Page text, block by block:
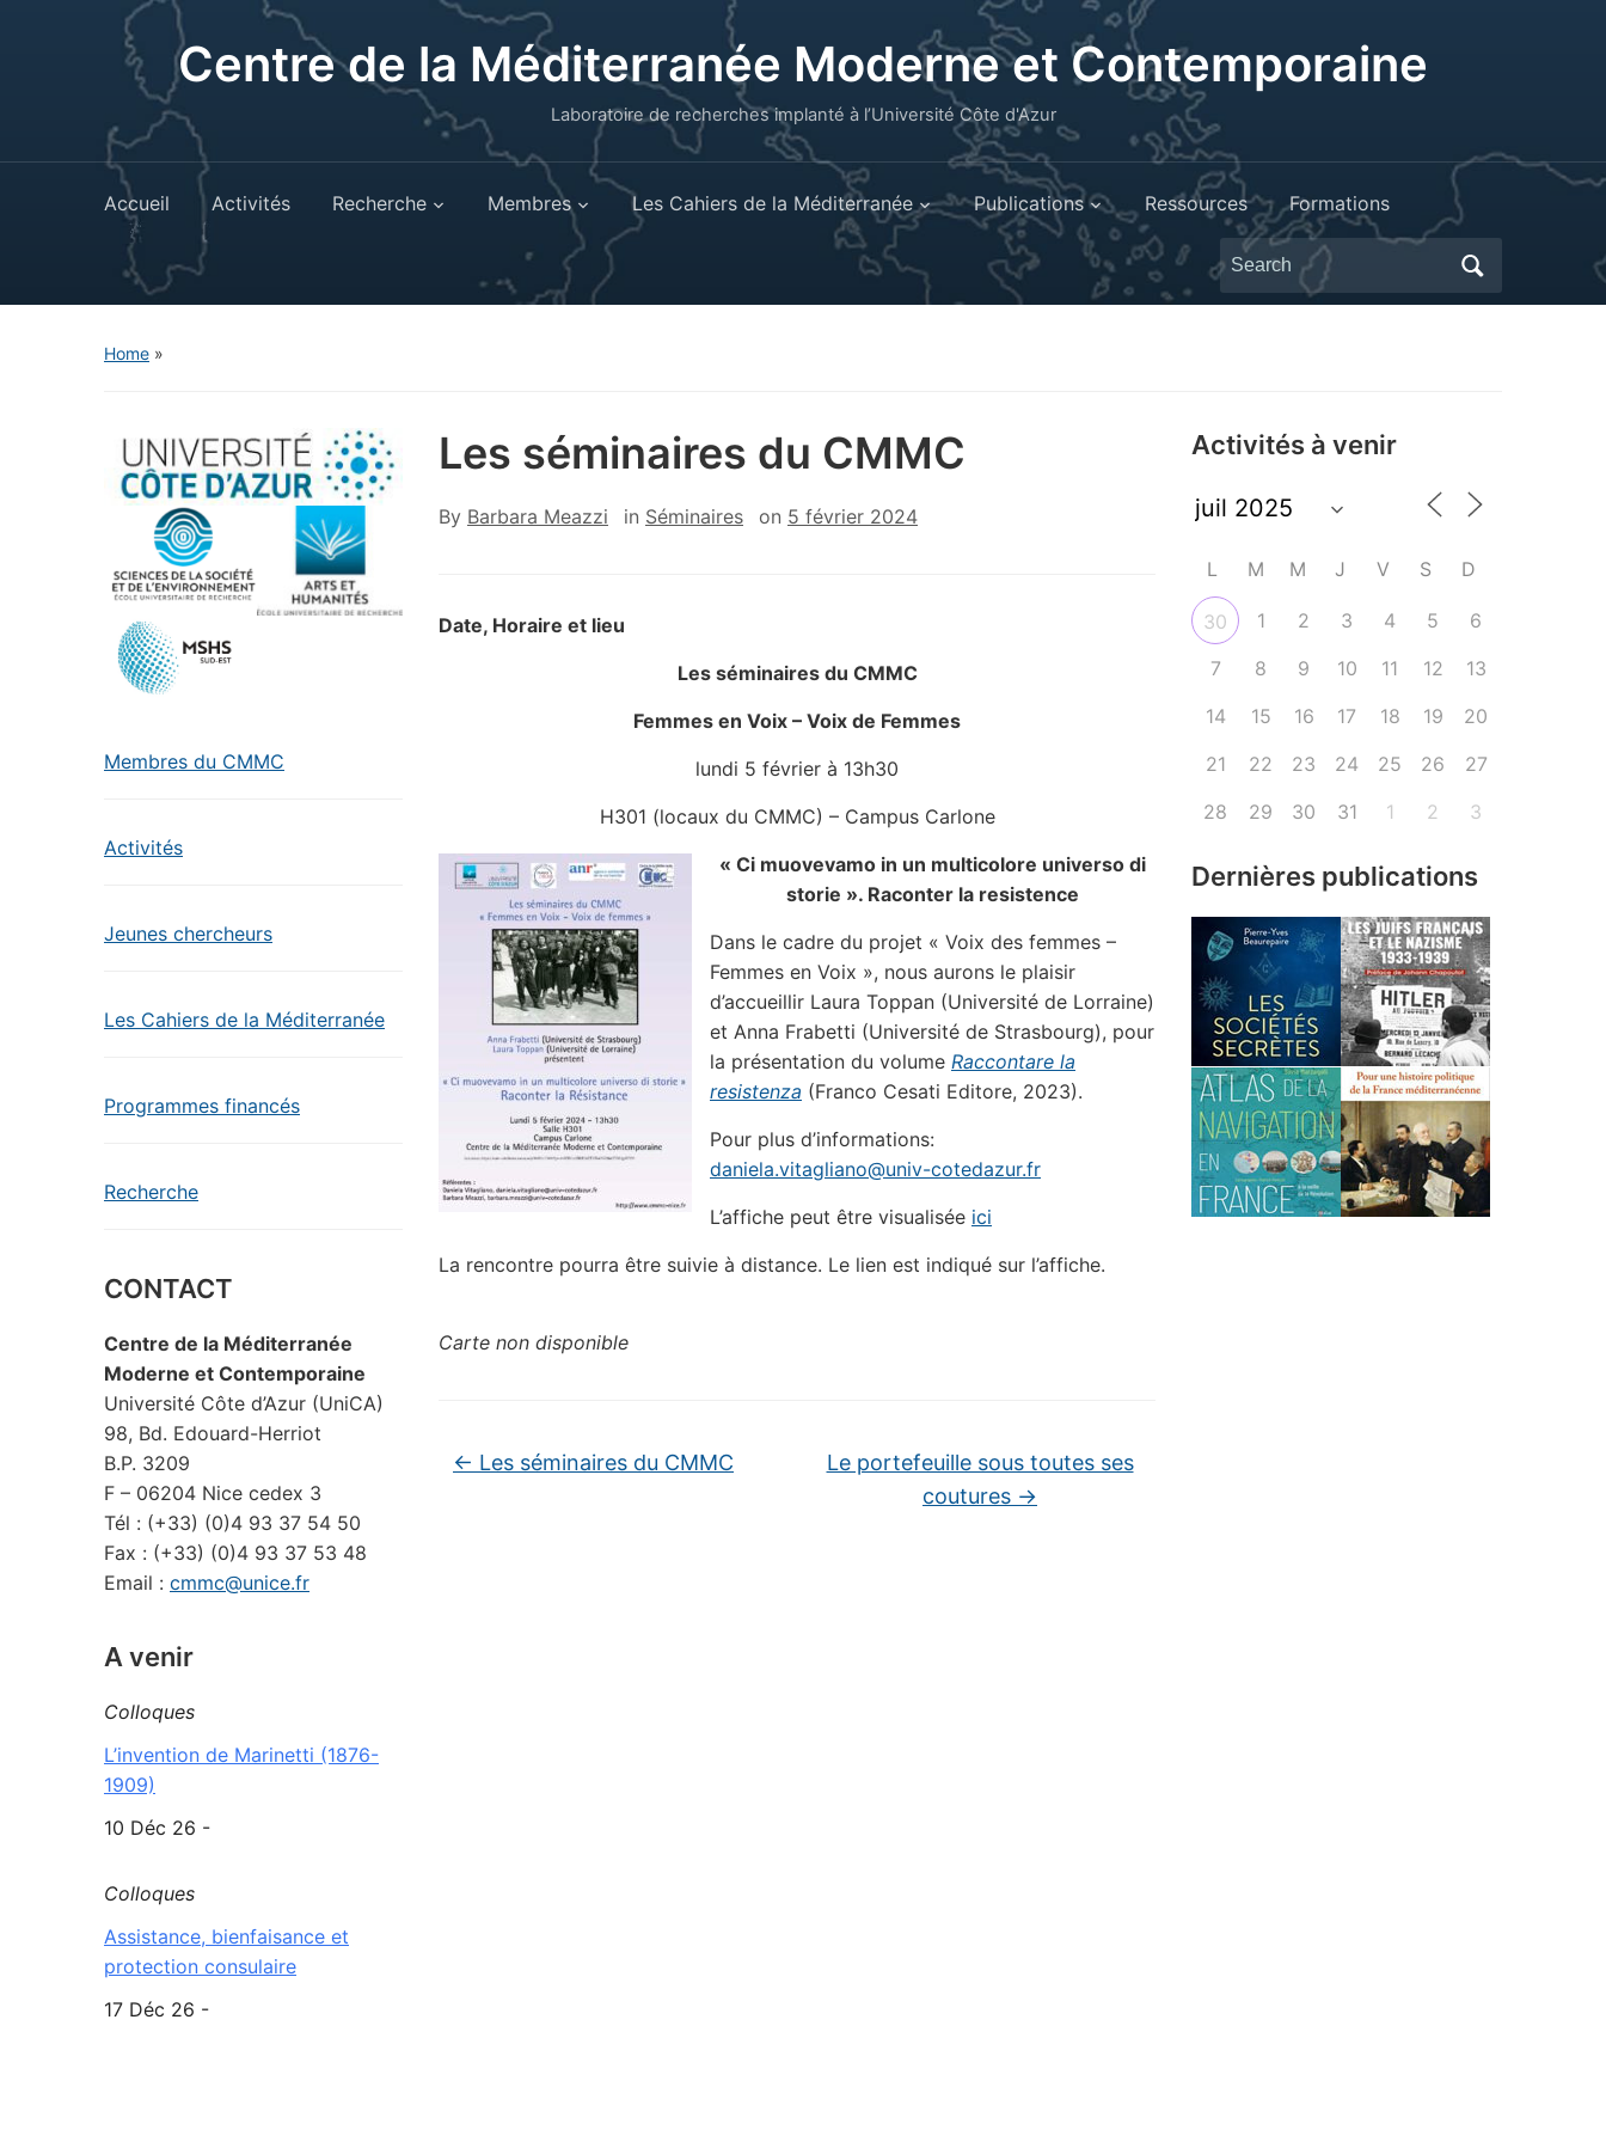
Centre de la Méditerranée Moderne et Contemporaine
Laboratoire de recherches implanté à l’Université Côte d'Azur
Accueil Activités Recherche Membres Les Cahiers de la Méditerranée Publications Ressources Formations
Search
for:
Home »
Membres du CMMC
Activités
Jeunes chercheurs
Les Cahiers de la Méditerranée
Programmes financés
Recherche
CONTACT
Centre de la Méditerranée
Moderne et Contemporaine
Université Côte d’Azur (UniCA)
98, Bd. Edouard-Herriot
B.P. 3209
F – 06204 Nice cedex 3
Tél : (+33) (0)4 93 37 54 50
Fax : (+33) (0)4 93 37 53 48
Email : cmmc@unice.fr
A venir
Colloques
L’invention de Marinetti (1876-
1909)
10 Déc 26 -
Colloques
Assistance, bienfaisance et
protection consulaire
17 Déc 26 -
Les séminaires du CMMC
By Barbara Meazzi in Séminaires on 5 février 2024
Date, Horaire et lieu
Les séminaires du CMMC
Femmes en Voix – Voix de Femmes
lundi 5 février à 13h30
H301 (locaux du CMMC) – Campus Carlone
« Ci muovevamo in un multicolore universo di
storie ». Raconter la resistence
Dans le cadre du projet « Voix des femmes –
Femmes en Voix », nous aurons le plaisir
d’accueillir Laura Toppan (Université de Lorraine)
et Anna Frabetti (Université de Strasbourg), pour
la présentation du volume Raccontare la
resistenza (Franco Cesati Editore, 2023).
Pour plus d’informations:
daniela.vitagliano@univ-cotedazur.fr
L’affiche peut être visualisée ici
La rencontre pourra être suivie à distance. Le lien est indiqué sur l’affiche.
Carte non disponible
← Les séminaires du CMMC
Le portefeuille sous toutes ses
coutures →
Activités à venir
L M M J V S D
30 1 2 3 4 5
6
7
8 9 10 11 12
13
14
15 16 17 18 19
20
21
22 23 24 25 26
27
28
29 30 31 1 2 3
Dernières publications